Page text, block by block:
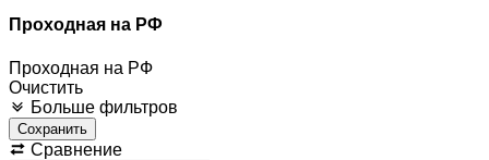
Проходная на РФ
Проходная на РФ
Очистить
Больше фильтров
Сохранить
Сравнение